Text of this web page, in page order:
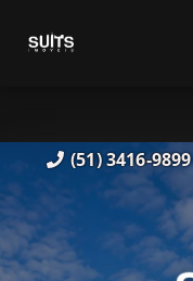
(51) 3416-9899